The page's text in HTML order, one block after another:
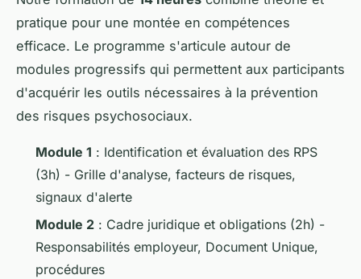
pratique pour une montée en compétences
efficace. Le programme s'articule autour de
modules progressifs qui permettent aux participants
d'acquérir les outils nécessaires à la prévention
des risques psychosociaux.
Module 1 : Identification et évaluation des RPS
(3h) - Grille d'analyse, facteurs de risques,
signaux d'alerte
Module 2 : Cadre juridique et obligations (2h) -
Responsabilités employeur, Document Unique,
procédures